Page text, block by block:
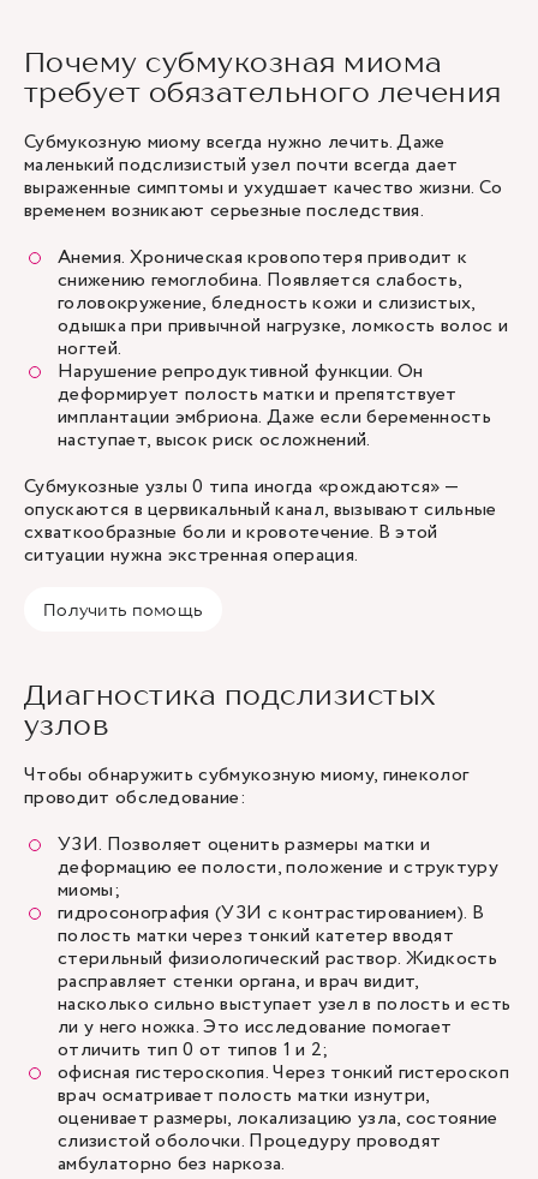
Почему субмукозная миома
требует обязательного лечения
Субмукозную миому всегда нужно лечить. Даже
маленький подслизистый узел почти всегда дает
выраженные симптомы и ухудшает качество жизни. Со
временем возникают серьезные последствия.
Анемия. Хроническая кровопотеря приводит к
снижению гемоглобина. Появляется слабость,
головокружение, бледность кожи и слизистых,
одышка при привычной нагрузке, ломкость волос и
ногтей.
Нарушение репродуктивной функции. Он
деформирует полость матки и препятствует
имплантации эмбриона. Даже если беременность
наступает, высок риск осложнений.
Субмукозные узлы 0 типа иногда «рождаются» —
опускаются в цервикальный канал, вызывают сильные
схваткообразные боли и кровотечение. В этой
ситуации нужна экстренная операция.
Получить помощь
Диагностика подслизистых
узлов
Чтобы обнаружить субмукозную миому, гинеколог
проводит обследование:
УЗИ. Позволяет оценить размеры матки и
деформацию ее полости, положение и структуру
миомы;
гидросонография (УЗИ с контрастированием). В
полость матки через тонкий катетер вводят
стерильный физиологический раствор. Жидкость
расправляет стенки органа, и врач видит,
насколько сильно выступает узел в полость и есть
ли у него ножка. Это исследование помогает
отличить тип 0 от типов 1 и 2;
офисная гистероскопия. Через тонкий гистероскоп
врач осматривает полость матки изнутри,
оценивает размеры, локализацию узла, состояние
слизистой оболочки. Процедуру проводят
амбулаторно без наркоза.